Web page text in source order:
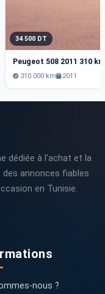
34 500 DT
Peugeot 508 2011 310 km
310 000 km 2011
dédiée à l’achat et la
des annonces fiables
en Tunisie.
nous ?